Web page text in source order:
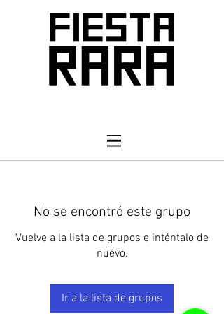
No se encontró este grupo
Vuelve a la lista de grupos e inténtalo de
nuevo.
Ir a la lista de grupos